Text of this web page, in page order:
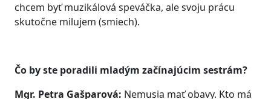
chcem byť muzikálová speváčka, ale svoju prácu
skutočne milujem (smiech).
Čo by ste poradili mladým začínajúcim sestrám?
Mgr. Petra Gašparová: Nemusia mať obavy. Kto má